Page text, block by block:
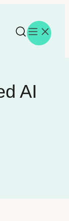
Søk
AI